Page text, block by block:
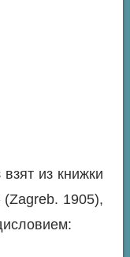
из книжки
1905),